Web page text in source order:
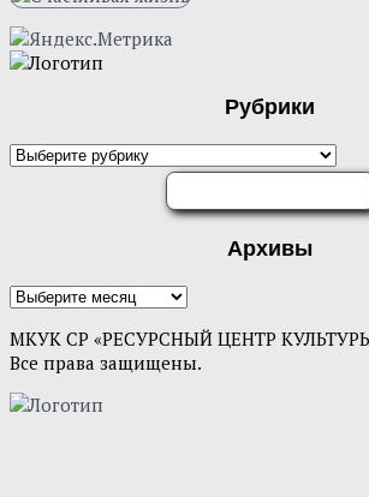
Рубрики
Рубрики
Архивы
Архивы
МКУК СР «РЕСУРСНЫЙ ЦЕНТР
Все права защищены.